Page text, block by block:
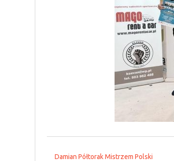
Damian Półtorak Mistrzem Polski